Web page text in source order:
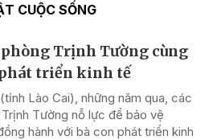
CUỘC SỐNG
Trịnh Tường cùng
triển kinh tế
Lào Cai), những năm qua, các
Tường nỗ lực để bảo vệ
hành với bà con phát triển kinh